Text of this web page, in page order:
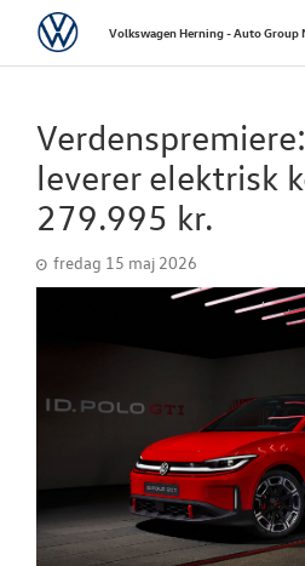
VolkswagenVolkswagen Herning - Auto Group
leverer elektrisk
279.995 kr.
fredag 15 maj 2026